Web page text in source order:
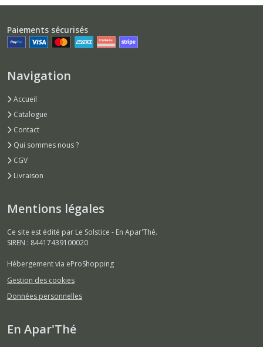
Paiements sécurisés
Navigation
Accueil
Catalogue
Contact
Qui sommes nous ?
CGV
Livraison
Mentions légales
Ce site est édité par Le Solstice - En Apar'Thé.
SIREN : 84417439100020
Hébergement via eProShopping
Gestion des cookies
Données personnelles
En Apar'Thé